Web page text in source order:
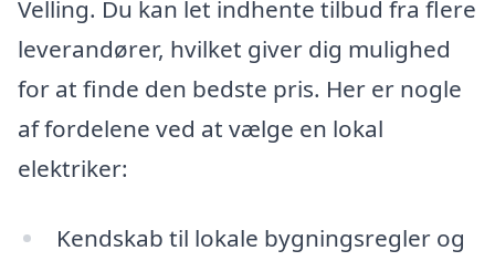
Velling. Du kan let indhente tilbud fra flere
leverandører, hvilket giver dig mulighed
for at finde den bedste pris. Her er nogle
af fordelene ved at vælge en lokal
elektriker:
Kendskab til lokale bygningsregler og